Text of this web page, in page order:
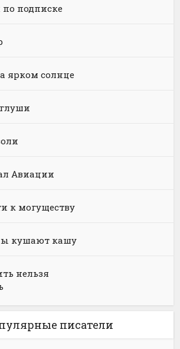
фантастика
фэнтези
стихи
подписке
ярком солнце
Авиации
к могуществу
кушают кашу
нельзя
писатели